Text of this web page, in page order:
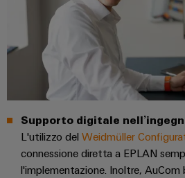
in
di
processo
Guide
morsettiere
preassemblate
modificate
e
dotate
Supporto digitale
L'utilizzo del Weidmüller
connessione diretta a EPLAN
l'implementazione. Inoltre, AuCom